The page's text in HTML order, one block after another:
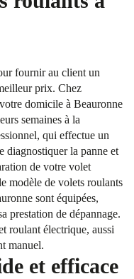
fournir au client un
prix. Chez
domicile à Beauronne
semaines à la
qui effectue un
diagnostiquer la panne et
de votre volet
modèle de volets roulants
sont équipées,
prestation de dépannage.
roulant électrique, aussi
manuel.
et efficace